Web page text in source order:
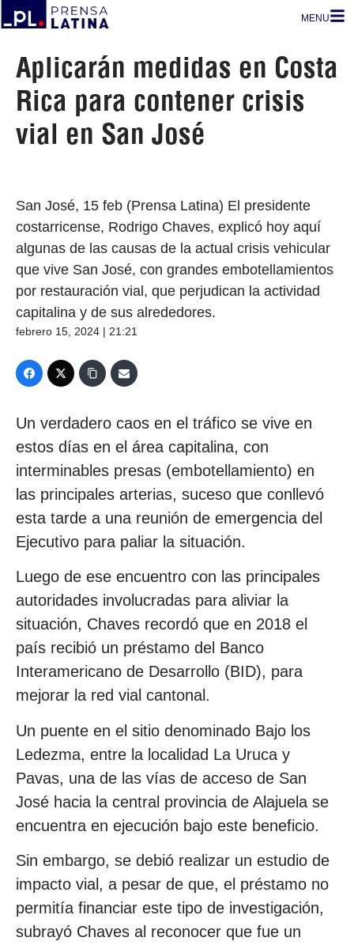
MENU
Aplicarán medidas en Costa
Rica para contener crisis
vial en San José
San José, 15 feb (Prensa Latina) El presidente
costarricense, Rodrigo Chaves, explicó hoy aquí
algunas de las causas de la actual crisis vehicular
que vive San José, con grandes embotellamientos
por restauración vial, que perjudican la actividad
capitalina y de sus alrededores.
febrero 15, 2024 | 21:21
Un verdadero caos en el tráfico se vive en
estos días en el área capitalina, con
interminables presas (embotellamiento) en
las principales arterias, suceso que conllevó
esta tarde a una reunión de emergencia del
Ejecutivo para paliar la situación.
Luego de ese encuentro con las principales
autoridades involucradas para aliviar la
situación, Chaves recordó que en 2018 el
país recibió un préstamo del Banco
Interamericano de Desarrollo (BID), para
mejorar la red vial cantonal.
Un puente en el sitio denominado Bajo los
Ledezma, entre la localidad La Uruca y
Pavas, una de las vías de acceso de San
José hacia la central provincia de Alajuela se
encuentra en ejecución bajo este beneficio.
Sin embargo, se debió realizar un estudio de
impacto vial, a pesar de que, el préstamo no
permitía financiar este tipo de investigación,
subrayó Chaves al reconocer que fue un